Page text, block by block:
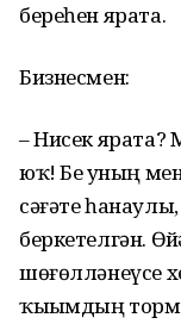
береһен ярата.
Бизнесмен:
– Нисек ярата?
юҡ! Беҙ уның
сәғәте
беркетелгән.
шөғөлләнеүсе
ҡыҙымдың